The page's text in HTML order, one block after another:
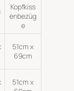
Kopfkiss
enbezüg
e
51cm x
69cm
51cm x